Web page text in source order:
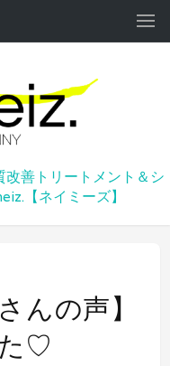
善トリートメント＆シ
【ネイミーズ】
んの声】
♡